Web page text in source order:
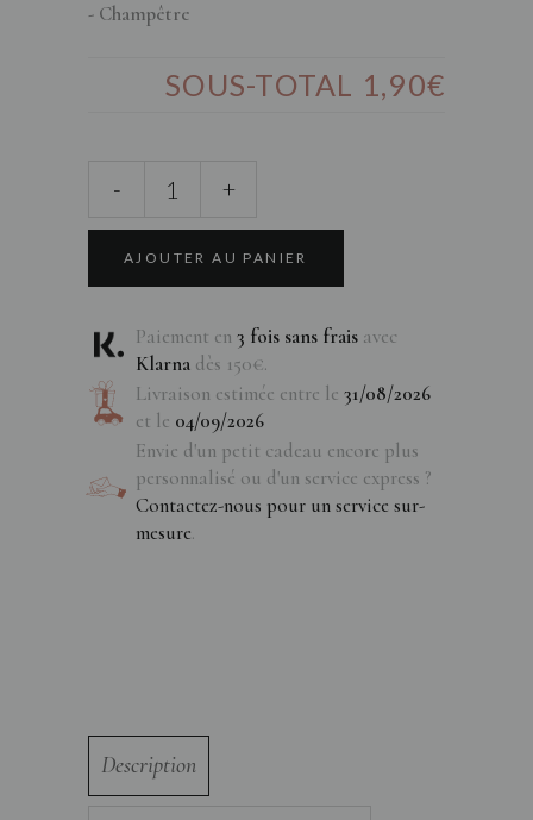
- Champêtre
SOUS-TOTAL 1,90€
- +
AJOUTER AU PANIER
Paiement en 3 fois sans frais avec
Klarna dès 150€.
Livraison estimée entre le 31/08/2026
et le 04/09/2026
Envie d'un petit cadeau encore plus
personnalisé ou d'un service express ?
Contactez-nous pour un service sur-
mesure.
Description